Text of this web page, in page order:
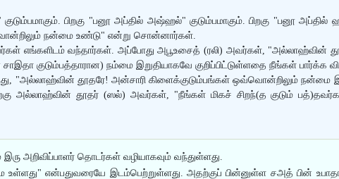
பிறகு "பனூ அப்தில் அஷ்ஹல்" குடும்பமாகும். பிறகு "பனூ அப்தில்
நன்மை உண்டு" என்று சொன்னார்கள்.
எங்களிடம் வந்தார்கள். அப்போது அபூஉசைத் (ரலி) அவர்கள்,
குடும்பத்தாரான) நம்மை இறுதியாகவே குறிப்பிட்டுள்ளதை நீங்கள் பார்க்க
தூதரே! அன்சாரி கிளைக்குடும்பங்கள் ஒவ்வொன்றிலும் நன்மை
அல்லாஹ்வின் தூதர் (ஸல்) அவர்கள், "நீங்கள் மிகச் சிறந்(த குடும்
அறிவிப்பாளர் தொடர்கள் வழியாகவும் வந்துள்ளது.
என்பதுவரையே இடம்பெற்றுள்ளது. அதற்குப் பின்னுள்ள சஅத் பின்